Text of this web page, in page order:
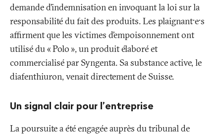
demande d’indemnisation en invoquant la loi sur la
responsabilité du fait des produits. Les plaignant·e·s
affirment que les victimes d’empoisonnement ont
utilisé du «Polo», un produit élaboré et
commercialisé par Syngenta. Sa substance active, le
diafenthiuron, venait directement de Suisse.
Un signal clair pour l’entreprise
La poursuite a été engagée auprès du tribunal de